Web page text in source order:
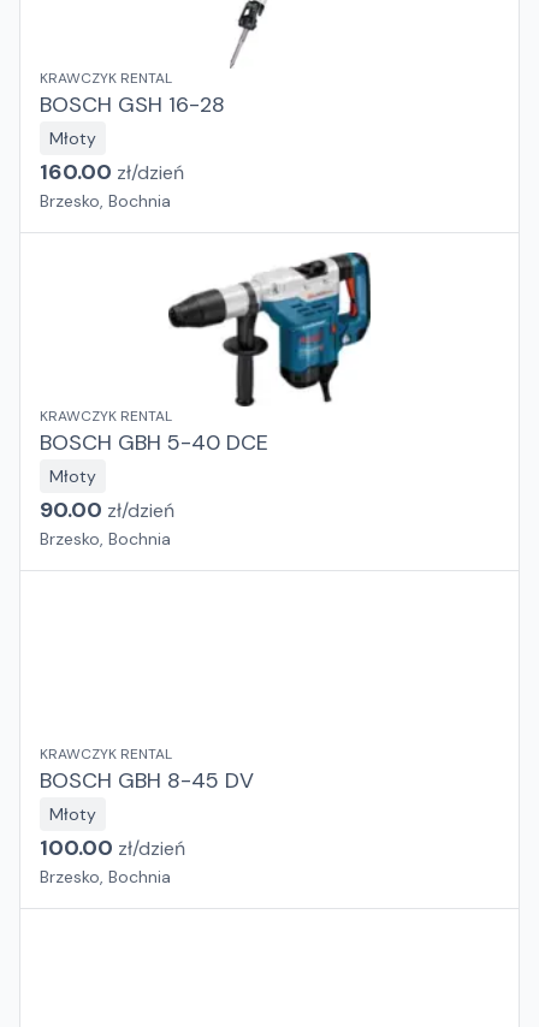
KRAWCZYK RENTAL
BOSCH GSH 16-28
Młoty
160.00 zł/dzień
Brzesko, Bochnia
KRAWCZYK RENTAL
BOSCH GBH 5-40 DCE
Młoty
90.00 zł/dzień
Brzesko, Bochnia
KRAWCZYK RENTAL
BOSCH GBH 8-45 DV
Młoty
100.00 zł/dzień
Brzesko, Bochnia